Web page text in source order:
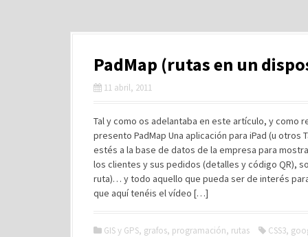
PadMap (rutas en un
11 abril, 2011
Tal y como os adelantaba en este artículo, y como
presento PadMap Una aplicación para iPad (u
estés a la base de datos de la empresa para
los clientes y sus pedidos (detalles y código QR),
ruta)… y todo aquello que pueda ser de interés
que aquí tenéis el vídeo […]
GIS y GPS, grafos, programación, rutas CSS3,